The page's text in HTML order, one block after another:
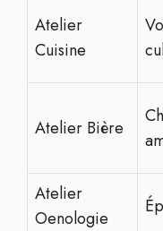
Atelier
Cuisine
Atelier Bière
Atelier
Oenologie